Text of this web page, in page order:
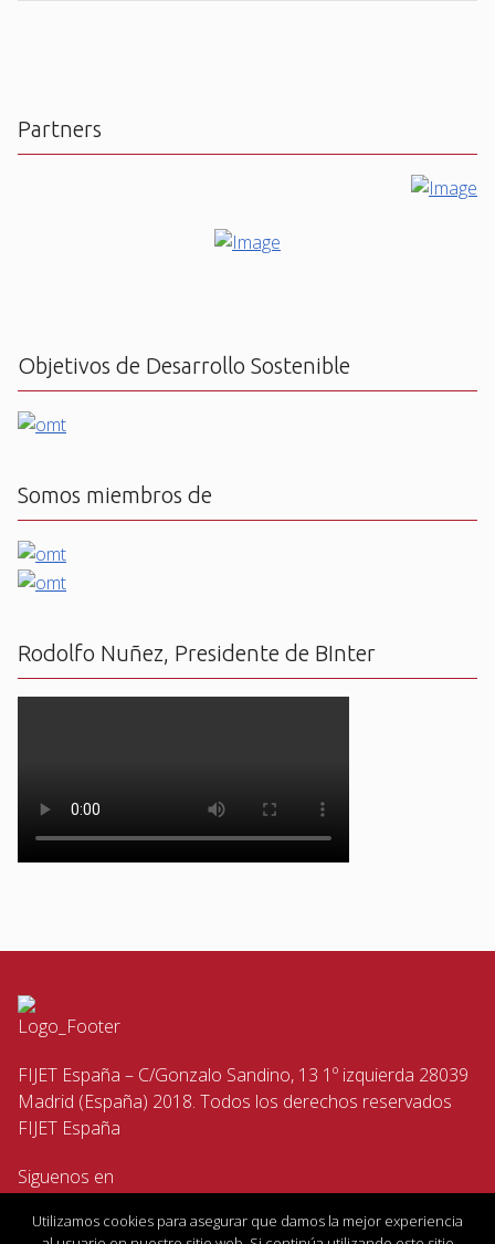
Partners
Objetivos de Desarrollo Sostenible
Somos miembros de
Rodolfo Nuñez, Presidente de BInter
FIJET España – C/Gonzalo Sandino, 13 1º izquierda 28039
Madrid (España) 2018. Todos los derechos reservados
FIJET España
Siguenos en
Utilizamos cookies para asegurar que damos la mejor experiencia